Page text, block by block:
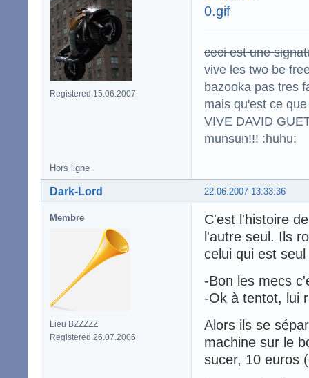
Registered 15.06.2007
ceci est une
vive les two be
bazooka pas tres
mais qu'est ce
VIVE DAVID
munsun!!! :huhu:
Hors ligne
22.06.2007 13:33:36
Dark-Lord
Membre
Lieu BZZZZZ
Registered 26.07.2006
C'est l'histoire
l'autre seul. Ils
celui qui est
-Bon les mecs
-Ok à tentot, lui
Alors ils se
machine sur le
sucer, 10 euros